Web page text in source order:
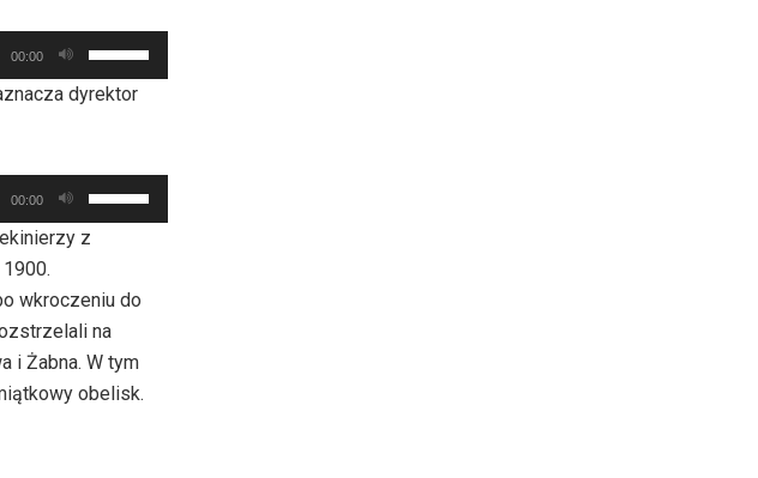
dołu
aby
zmniejszyć
00:00
strzałek
do
do
dołu
zwiększyć
lub
zmniejszyć
głośność.
dyrektor
00:00
strzałek
do
oraz
do
dołu
aby
z
wkroczeniu do
na
i Żabna. W tym
obelisk.